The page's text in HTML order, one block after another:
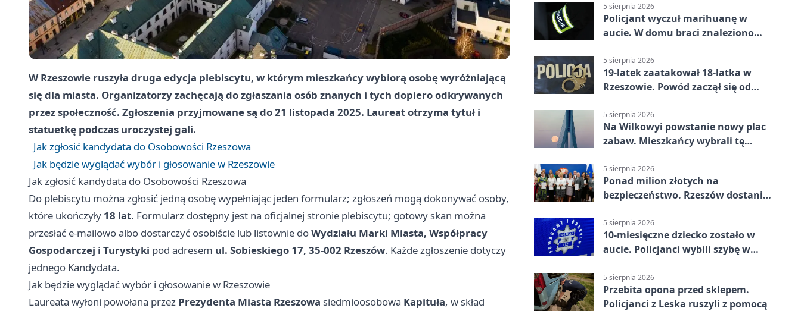
W Rzeszowie ruszyła druga edycja plebiscytu, w którym mieszkańcy wybiorą osobę wyróżniającą
się dla miasta. Organizatorzy zachęcają do zgłaszania osób znanych i tych dopiero odkrywanych
przez społeczność. Zgłoszenia przyjmowane są do21 listopada 2025. Laureat otrzyma tytuł i
statuetkę podczas uroczystej gali.
Jak zgłosić kandydata do Osobowości Rzeszowa
Jak będzie wyglądać wybór i głosowanie w Rzeszowie
Jak zgłosić kandydata do Osobowości Rzeszowa
Do plebiscytu można zgłosić jedną osobę wypełniając jeden formularz; zgłoszeń mogą dokonywać osoby,
które ukończyły 18 lat. Formularz dostępny jest na oficjalnej stronie plebiscytu; gotowy skan można
przesłać e-mailowo albo dostarczyć osobiście lub listownie doWydziału Marki Miasta, Współpracy
Gospodarczej i Turystyki pod adresem ul. Sobieskiego 17, 35-002 Rzeszów. Każde zgłoszenie dotyczy
jednego Kandydata.
Jak będzie wyglądać wybór i głosowanie w Rzeszowie
Laureata wyłoni powołana przez Prezydenta Miasta Rzeszowa siedmioosobowa Kapituła, w skład
5 sierpnia 2026
Policjant wyczuł marihuanę w
aucie. W domu braci znaleziono
5 sierpnia 2026
19-latek zaatakował 18-latka w
Rzeszowie. Powód zaczął się od
5 sierpnia 2026
Na Wilkowyi powstanie nowy plac
zabaw. Mieszkańcy wybrali tę
5 sierpnia 2026
Ponad milion złotych na
bezpieczeństwo. Rzeszów dostanie
5 sierpnia 2026
10-miesięczne dziecko zostało w
aucie. Policjanci wybili szybę w
5 sierpnia 2026
Przebita opona przed sklepem.
Policjanci z Leska ruszyli z pomocą